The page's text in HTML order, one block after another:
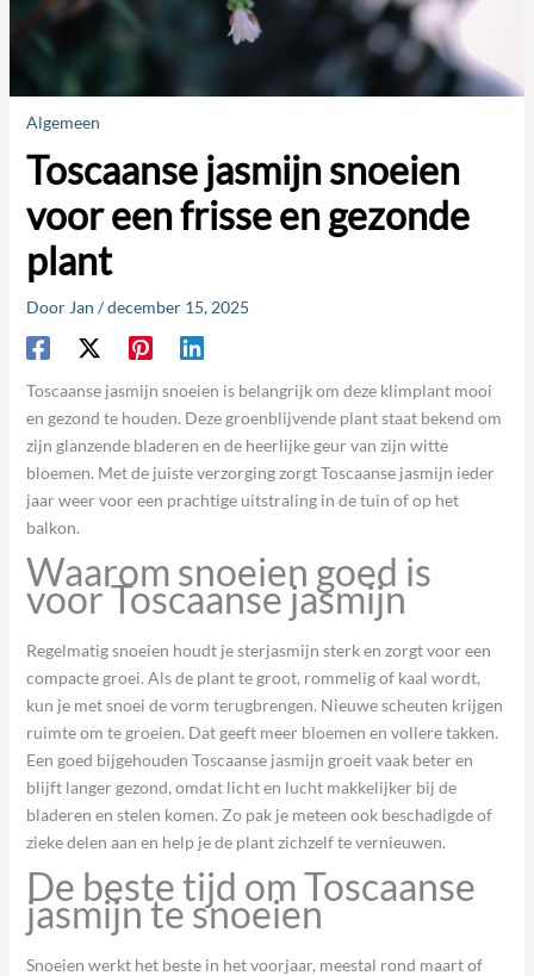
Algemeen
Toscaanse jasmijn snoeien
voor een frisse en gezonde
plant
Door Jan /december 15, 2025
Toscaanse jasmijn snoeien is belangrijk om deze klimplant mooi
en gezond te houden. Deze groenblijvende plant staat bekend om
zijn glanzende bladeren en de heerlijke geur van zijn witte
bloemen. Met de juiste verzorging zorgt Toscaanse jasmijn ieder
jaar weer voor een prachtige uitstraling in de tuin of op het
balkon.
Waarom snoeien goed is
voor Toscaanse jasmijn
Regelmatig snoeien houdt je sterjasmijn sterk en zorgt voor een
compacte groei. Als de plant te groot, rommelig of kaal wordt,
kun je met snoei de vorm terugbrengen. Nieuwe scheuten krijgen
ruimte om te groeien. Dat geeft meer bloemen en vollere takken.
Een goed bijgehouden Toscaanse jasmijn groeit vaak beter en
blijft langer gezond, omdat licht en lucht makkelijker bij de
bladeren en stelen komen. Zo pak je meteen ook beschadigde of
zieke delen aan en help je de plant zichzelf te vernieuwen.
De beste tijd om Toscaanse
jasmijn te snoeien
Snoeien werkt het beste in het voorjaar, meestal rond maart of